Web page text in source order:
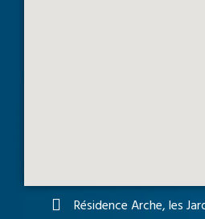
Résidence Arche, les